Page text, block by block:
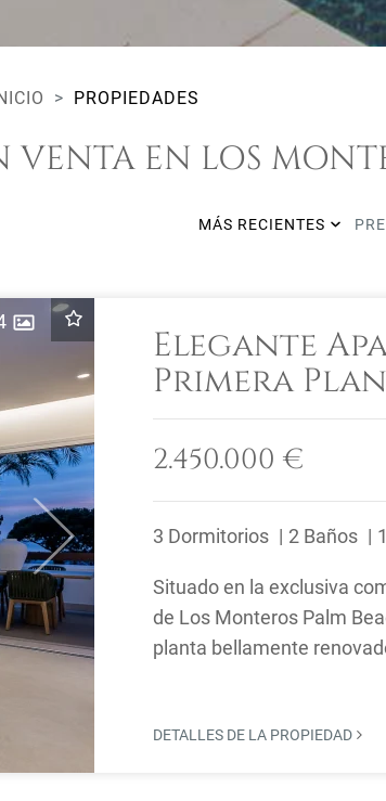
PROPIEDADES
VENTA EN LOS
MÁS RECIENTES
Next
Elegante
Primera
Monteros
2.450.000 €
3 Dormitorios 2 Baños
Situado en la exclusiva
de Los Monteros Palm
planta bellamente
DETALLES DE LA PROPIEDAD